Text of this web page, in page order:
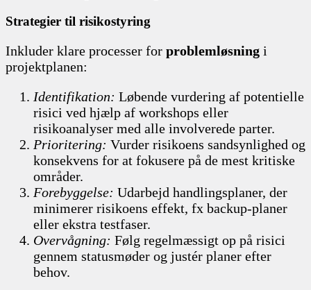
Strategier til risikostyring
Inkluder klare processer for problemløsning i
projektplanen:
Identifikation: Løbende vurdering af potentielle
risici ved hjælp af workshops eller
risikoanalyser med alle involverede parter.
Prioritering: Vurder risikoens sandsynlighed og
konsekvens for at fokusere på de mest kritiske
områder.
Forebyggelse: Udarbejd handlingsplaner, der
minimerer risikoens effekt, fx backup-planer
eller ekstra testfaser.
Overvågning: Følg regelmæssigt op på risici
gennem statusmøder og justér planer efter
behov.